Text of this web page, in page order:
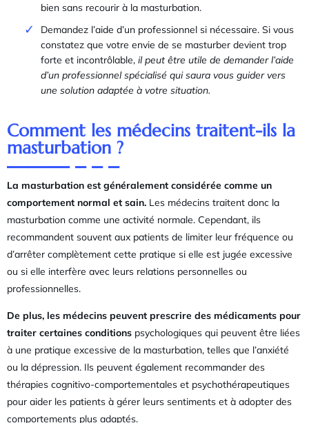
bien sans recourir à la masturbation.
Demandez l’aide d’un professionnel si nécessaire. Si vous
constatez que votre envie de se masturber devient trop
forte et incontrôlable, il peut être utile de demander l’aide
d’un professionnel spécialisé qui saura vous guider vers
une solution adaptée à votre situation.
Comment les médecins traitent-ils la
masturbation ?
La masturbation est généralement considérée comme un
comportement normal et sain. Les médecins traitent donc la
masturbation comme une activité normale. Cependant, ils
recommandent souvent aux patients de limiter leur fréquence ou
d’arrêter complètement cette pratique si elle est jugée excessive
ou si elle interfère avec leurs relations personnelles ou
professionnelles.
De plus, les médecins peuvent prescrire des médicaments pour
traiter certaines conditions psychologiques qui peuvent être liées
à une pratique excessive de la masturbation, telles que l’anxiété
ou la dépression. Ils peuvent également recommander des
thérapies cognitivo-comportementales et psychothérapeutiques
pour aider les patients à gérer leurs sentiments et à adopter des
comportements plus adaptés.